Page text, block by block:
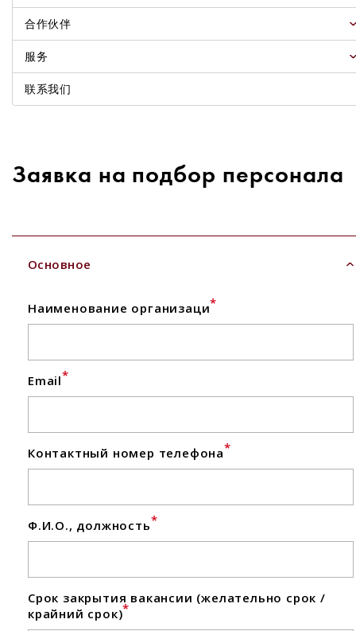
合作伙伴
服务
联系我们
Заявка на подбор персонала
Основное
Наименование организаци*
Email*
Контактный номер телефона*
Ф.И.О., должность*
Срок закрытия вакансии (желательно срок /
крайний срок)*